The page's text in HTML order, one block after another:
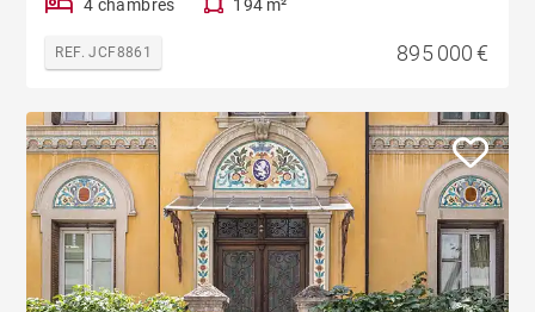
4 chambres 194 m²
REF. JCF8861 895 000 €